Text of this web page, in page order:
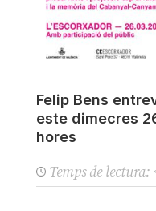
Felip Bens
este dimecres
hores
Temps de lectura: